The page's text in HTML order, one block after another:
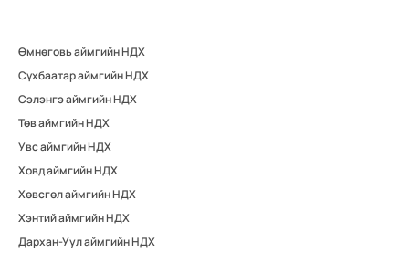
Өмнөговь аймгийн НДХ
Сүхбаатар аймгийн НДХ
Сэлэнгэ аймгийн НДХ
Төв аймгийн НДХ
Увс аймгийн НДХ
Ховд аймгийн НДХ
Хөвсгөл аймгийн НДХ
Хэнтий аймгийн НДХ
Дархан-Уул аймгийн НДХ